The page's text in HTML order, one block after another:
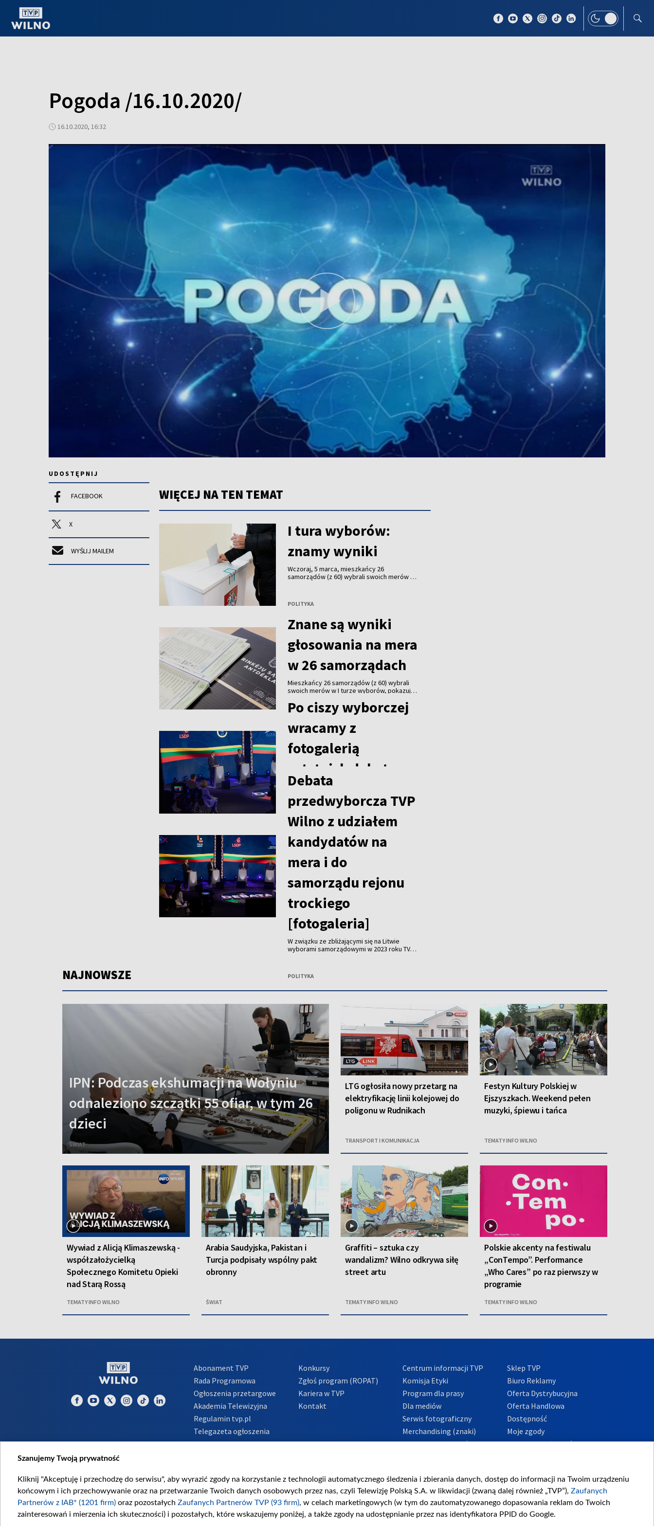
Pogoda /16.10.2020/
16.10.2020, 16:32
UDOSTĘPNIJ
FACEBOOK
X
WYŚLIJ MAILEM
WIĘCEJ NA TEN TEMAT
I tura wyborów:
znamy wyniki
Wczoraj, 5 marca, mieszkańcy 26
samorządów (z 60) wybrali swoich merów w I
Wyborczej (VRK).
POLITYKA
Znane są wyniki
głosowania na mera
w 26 samorządach
Mieszkańcy 26 samorządów (z 60) wybrali
swoich merów w I turze wyborów, pokazują
Komisji Wyborczej (VRK).
Po ciszy wyborczej
wracamy z
fotogalerią
ostatnich debat
[fotogaleria]
W związku ze zbliżającymi się na Litwie
wyborami samorządowymi w 2023 roku TVP
Wilno wystartowało z cyklem sześciu audycji
ostatniej debacie wzięli udział kandydaci na
mera rejonu święciańskiego oraz kandydaci
TVP WILNO
Debata
przedwyborcza TVP
Wilno z udziałem
kandydatów na
mera i do
samorządu rejonu
trockiego
[fotogaleria]
W związku ze zbliżającymi się na Litwie
wyborami samorządowymi w 2023 roku TVP
debacie wzięli udział kandydaci na mera
rejonu trockiego oraz kandydaci do rady
POLITYKA
NAJNOWSZE
IPN: Podczas ekshumacji na Wołyniu
odnaleziono szczątki 55 ofiar, w tym 26
dzieci
ŚWIAT
LTG ogłosiła nowy przetarg na
elektryfikację linii kolejowej do
poligonu w Rudnikach
TRANSPORT I KOMUNIKACJA
Festyn Kultury Polskiej w
Ejszyszkach. Weekend pełen
muzyki, śpiewu i tańca
TEMATY INFO WILNO
Wywiad z Alicją Klimaszewską -
współzałożycielką
Społecznego Komitetu Opieki
nad Starą Rossą
TEMATY INFO WILNO
Arabia Saudyjska, Pakistan i
Turcja podpisały wspólny pakt
obronny
ŚWIAT
Graffiti – sztuka czy
wandalizm? Wilno odkrywa siłę
street artu
TEMATY INFO WILNO
Polskie akcenty na festiwalu
„ConTempo”. Performance
„Who Cares” po raz pierwszy w
programie
TEMATY INFO WILNO
Abonament TVP
Rada Programowa
Ogłoszenia przetargowe
Akademia Telewizyjna
Regulamin tvp.pl
Telegazeta ogłoszenia
Informacje o nadawcy
Konkursy
Zgłoś program (ROPAT)
Kariera w TVP
Kontakt
Centrum informacji TVP
Komisja Etyki
Program dla prasy
Dla mediów
Serwis fotograficzny
Merchandising (znaki)
Polityka Prywatności
Sklep TVP
Biuro Reklamy
Oferta Dystrybucyjna
Oferta Handlowa
Dostępność
Moje zgody
Procedura zgłoszeń
Szanujemy Twoją prywatność
Kliknij "Akceptuję i przechodzę do serwisu", aby wyrazić zgody na korzystanie z technologii automatycznego śledzenia i zbierania danych, dostęp do informacji na Twoim urządzeniu
końcowym i ich przechowywanie oraz na przetwarzanie Twoich danych osobowych przez nas, czyli Telewizję Polską S.A. w likwidacji (zwaną dalej również „TVP”), Zaufanych
Partnerów z IAB* (1201 firm) oraz pozostałych Zaufanych Partnerów TVP (93 firm), w celach marketingowych (w tym do zautomatyzowanego dopasowania reklam do Twoich
zainteresowań i mierzenia ich skuteczności) i pozostałych, które wskazujemy poniżej, a także zgody na udostępnianie przez nas identyfikatora PPID do Google.